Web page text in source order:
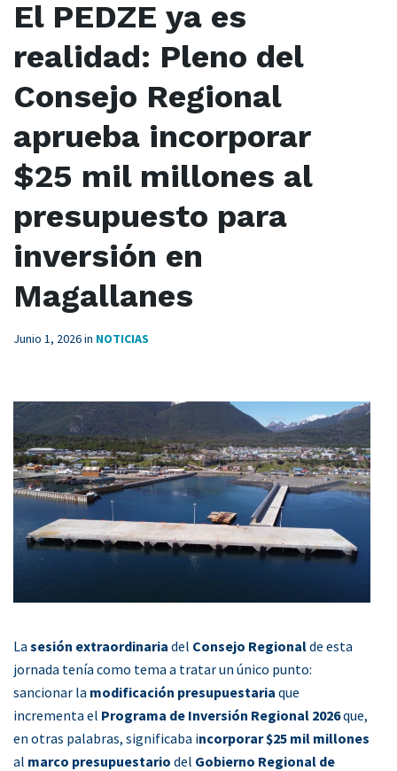
El PEDZE ya es
realidad: Pleno del
Consejo Regional
aprueba incorporar
$25 mil millones al
presupuesto para
inversión en
Magallanes
Junio 1, 2026in NOTICIAS
La sesión extraordinaria del Consejo Regionalde esta
jornada tenía como tema a tratar un único punto:
sancionar la modificación presupuestaria que
incrementa el Programa de Inversión Regional 2026que,
en otras palabras, significaba incorporar $25 mil millones
al marco presupuestario del Gobierno Regional de